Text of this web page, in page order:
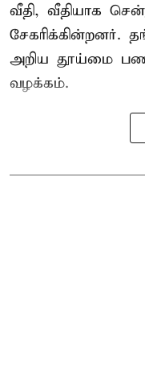
வீதி, வீதியாக
சேகரிக்கின்றனர்.
அறிய தூய்மை
வழக்கம்.